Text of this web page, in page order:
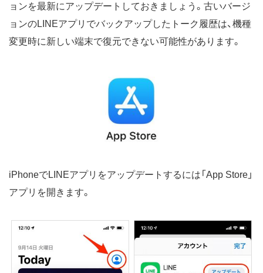
ョンを最新にアップデートしておきましょう。古いバージ
ョンのLINEアプリでバックアップしたトーク履歴は、機種
変更時に新しい端末で復元できない可能性があります。
iPhoneでLINEアプリをアップデートするには「App Store」
アプリを開きます。